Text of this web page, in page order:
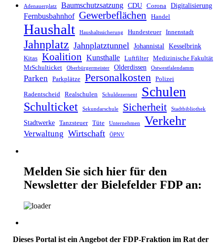
Adenauerplatz Baumschutzsatzung CDU Corona Digitalisierung
Fernbusbahnhof Gewerbeflächen Handel
Haushalt Haushaltssicherung Hundesteuer Innenstadt
Jahnplatz Jahnplatztunnel Johannistal Kesselbrink
Kitas Koalition Kunsthalle Luftfilter
Medizinische Fakultät
MrSchulticket
Oberbürgermeister Olderdissen Ostwestfalendamm
Parken Parkplätze Personalkosten Polizei
Radentscheid Realschulen Schuldezernent Schulen
Schulticket Sekundarschule Sicherheit Stadtbibliothek
Stadtwerke Tanzsteuer Tüte Unternehmen Verkehr
Verwaltung Wirtschaft ÖPNV
Melden Sie sich hier für den
Newsletter der Bielefelder FDP an:
Dieses Portal ist ein Angebot der FDP-Fraktion im Rat der